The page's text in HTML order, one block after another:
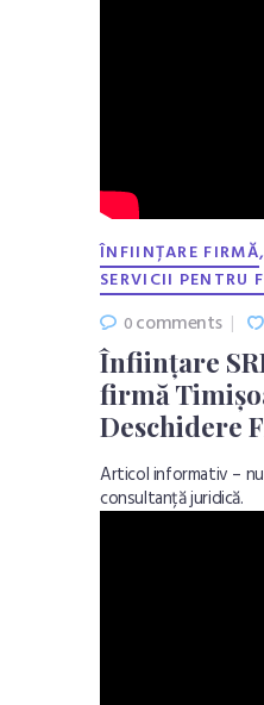
ÎNFIINȚARE FIRMĂ,
SERVICII PENTRU
0comments
Înființare
firmă
Deschidere
Articol informativ –
consultanță juridică.